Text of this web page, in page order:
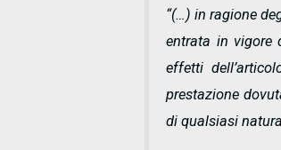
“(…) in ragione
entrata in vigore
effetti
prestazione
di qualsiasi